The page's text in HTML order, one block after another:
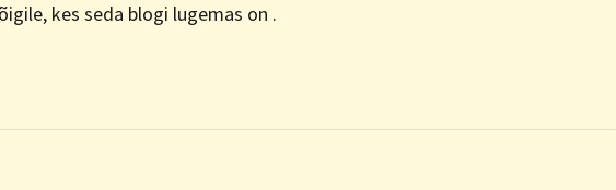
kes seda blogi lugemas on .